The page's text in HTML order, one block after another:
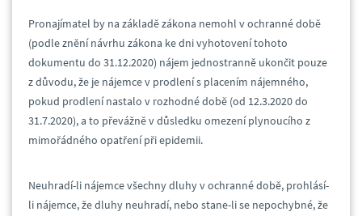
Pronajímatel by na základě zákona nemohl v ochranné době
(podle znění návrhu zákona ke dni vyhotovení tohoto
dokumentu do 31.12.2020) nájem jednostranně ukončit pouze
z důvodu, že je nájemce v prodlení s placením nájemného,
pokud prodlení nastalo v rozhodné době (od 12.3.2020 do
31.7.2020), a to převážně v důsledku omezení plynoucího z
mimořádného opatření při epidemii.
Neuhradí-li nájemce všechny dluhy v ochranné době, prohlásí-
li nájemce, že dluhy neuhradí, nebo stane-li se nepochybné, že